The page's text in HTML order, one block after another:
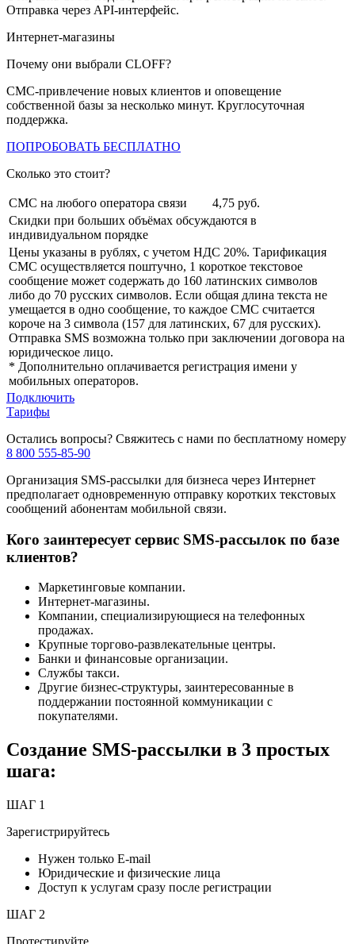
Отправка через API-интерфейс.
Интернет-магазины
Почему они выбрали CLOFF?
СМС-привлечение новых клиентов и оповещение
собственной базы за несколько минут. Круглосуточная
поддержка.
ПОПРОБОВАТЬ БЕСПЛАТНО
Сколько это стоит?
СМС на любого оператора связи 4,75 руб.
Скидки при больших объёмах обсуждаются в
индивидуальном порядке
Цены указаны в рублях, с учетом НДС 20%. Тарификация
СМС осуществляется поштучно, 1 короткое текстовое
сообщение может содержать до 160 латинских символов
либо до 70 русских символов. Если общая длина текста не
умещается в одно сообщение, то каждое СМС считается
короче на 3 символа (157 для латинских, 67 для русских).
Отправка SMS возможна только при заключении договора на
юридическое лицо.
* Дополнительно оплачивается регистрация имени у
мобильных операторов.
Подключить
Тарифы
Остались вопросы? Свяжитесь с нами по бесплатному номеру
8 800 555-85-90
Организация SMS-рассылки для бизнеса через Интернет
предполагает одновременную отправку коротких текстовых
сообщений абонентам мобильной связи.
Кого заинтересует сервис SMS-рассылок по базе
клиентов?
Маркетинговые компании.
Интернет-магазины.
Компании, специализирующиеся на телефонных
продажах.
Крупные торгово-развлекательные центры.
Банки и финансовые организации.
Службы такси.
Другие бизнес-структуры, заинтересованные в
поддержании постоянной коммуникации с
покупателями.
Создание SMS-рассылки в 3 простых
шага:
ШАГ 1
Зарегистрируйтесь
Нужен только E-mail
Юридические и физические лица
Доступ к услугам сразу после регистрации
ШАГ 2